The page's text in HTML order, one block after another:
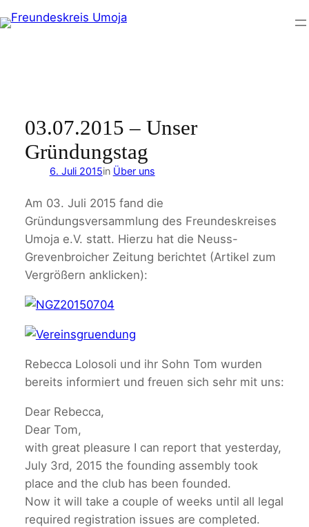
Inhalt
03.07.2015 – Unser
Gründungstag
6. Juli 2015in Über uns
Am 03. Juli 2015 fand die
Gründungsversammlung des Freundeskreises
Umoja e.V. statt. Hierzu hat die Neuss-
Grevenbroicher Zeitung berichtet (Artikel zum
Vergrößern anklicken):
Rebecca Lolosoli und ihr Sohn Tom wurden
bereits informiert und freuen sich sehr mit uns:
Dear Rebecca,
Dear Tom,
with great pleasure I can report that yesterday,
July 3rd, 2015 the founding assembly took
place and the club has been founded.
Now it will take a couple of weeks until all legal
required registration issues are completed.